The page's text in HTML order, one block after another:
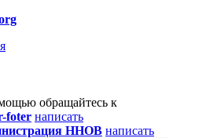
обращайтесь к
foter написать
ННОВ написать